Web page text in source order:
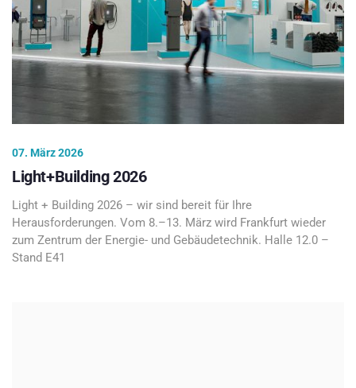
07. März 2026
Light+Building 2026
Light + Building 2026 – wir sind bereit für Ihre
Herausforderungen. Vom 8.–13. März wird Frankfurt wieder
zum Zentrum der Energie- und Gebäudetechnik. Halle 12.0 –
Stand E41